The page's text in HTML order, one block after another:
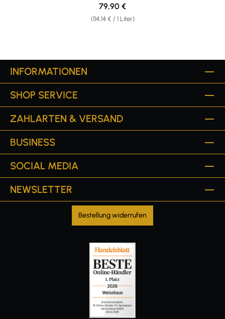
(114,14 € / 1 Liter)
Regulärer Preis:
79,90 €
INFORMATIONEN
SHOP SERVICE
ZAHLARTEN & VERSAND
BUSINESS
SOCIAL MEDIA
NEWSLETTER
Bestellung widerrufen